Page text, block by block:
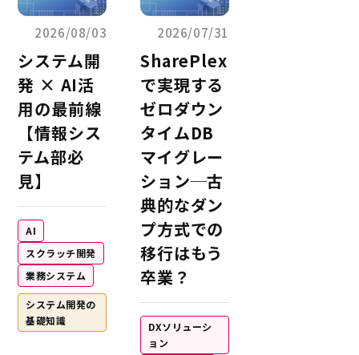
2026/08/03
システム開
発 × AI活
用の最前線
【情報シス
テム部必
見】
AI
スクラッチ開発
業務システム
システム開発の
基礎知識
2026/07/31
SharePlex
で実現する
ゼロダウン
タイムDB
マイグレー
ション─古
典的なダン
プ方式での
移行はもう
卒業？
DXソリューシ
ョン